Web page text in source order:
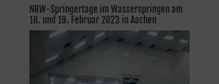
NRW-Springertage im Wasserspringen am
18. und 19. Februar 2023 in Aachen